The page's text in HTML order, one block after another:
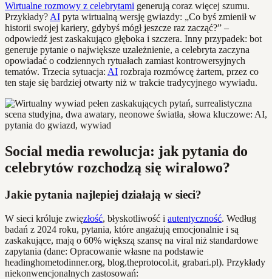
Wirtualne rozmowy z celebrytami generują coraz więcej szumu.
Przykłady? AI pyta wirtualną wersję gwiazdy: „Co byś zmienił w
historii swojej kariery, gdybyś mógł jeszcze raz zacząć?” –
odpowiedź jest zaskakująco głęboka i szczera. Inny przypadek: bot
generuje pytanie o największe uzależnienie, a celebryta zaczyna
opowiadać o codziennych rytuałach zamiast kontrowersyjnych
tematów. Trzecia sytuacja: AI rozbraja rozmówcę żartem, przez co
ten staje się bardziej otwarty niż w trakcie tradycyjnego wywiadu.
Social media rewolucja: jak pytania do
celebrytów rozchodzą się wiralowo?
Jakie pytania najlepiej działają w sieci?
W sieci króluje zwięzłość, błyskotliwość i autentyczność. Według
badań z 2024 roku, pytania, które angażują emocjonalnie i są
zaskakujące, mają o 60% większą szansę na viral niż standardowe
zapytania (dane: Opracowanie własne na podstawie
headinghometodinner.org, blog.theprotocol.it, grabari.pl). Przykłady
niekonwencjonalnych zastosowań: